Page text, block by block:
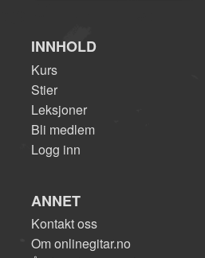
INNHOLD
Kurs
Stier
Leksjoner
Bli medlem
Logg inn
ANNET
Kontakt oss
Om onlinegitar.no